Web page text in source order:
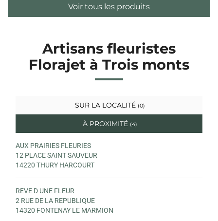
Voir tous les produits
Artisans fleuristes
Florajet à Trois monts
SUR LA LOCALITÉ (0)
À PROXIMITÉ (4)
AUX PRAIRIES FLEURIES
12 PLACE SAINT SAUVEUR
14220 THURY HARCOURT
REVE D UNE FLEUR
2 RUE DE LA REPUBLIQUE
14320 FONTENAY LE MARMION